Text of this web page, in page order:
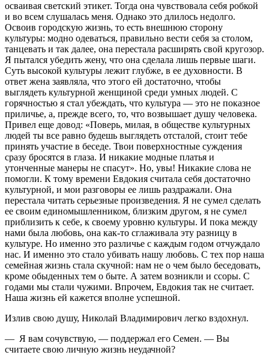
осваивая светский этикет. Тогда она чувствовала себя робкой
и во всем слушалась меня. Однако это длилось недолго.
Освоив городскую жизнь, то есть внешнюю сторону
культуры: модно одеваться, правильно вести себя за столом,
танцевать и так далее, она перестала расширять свой кругозор.
Я пытался убедить жену, что она сделала лишь первые шаги.
Суть высокой культуры лежит глубже, в ее духовности. В
ответ жена заявляла, что этого ей достаточно, чтобы
выглядеть культурной женщиной среди умных людей. С
горячностью я стал убеждать, что культура — это не показное
приличье, а, прежде всего, то, что возвышает душу человека.
Привел еще довод: «Поверь, милая, в обществе культурных
людей ты все равно будешь выглядеть отсталой, стоит тебе
принять участие в беседе. Твои поверхностные суждения
сразу бросятся в глаза. И никакие модные платья и
утонченные манеры не спасут». Но, увы! Никакие слова не
помогли. К тому времени Евдокия считала себя достаточно
культурной, и мои разговоры ее лишь раздражали. Она
перестала читать серьезные произведения. Я не сумел сделать
ее своим единомышленником, близким другом, я не сумел
приблизить к себе, к своему уровню культуры. И пока между
нами была любовь, она как-то сглаживала эту разницу в
культуре. Но именно это различье с каждым годом отчуждало
нас. И именно это стало убивать нашу любовь. С тех пор наша
семейная жизнь стала скучной: нам не о чем было беседовать,
кроме обыденных тем о быте. А затем возникли и ссоры. С
годами мы стали чужими. Впрочем, Евдокия так не считает.
Наша жизнь ей кажется вполне успешной.
Излив свою душу, Николай Владимирович легко вздохнул.
— Я вам сочувствую, — поддержал его Семен. — Вы
считаете свою личную жизнь неудачной?